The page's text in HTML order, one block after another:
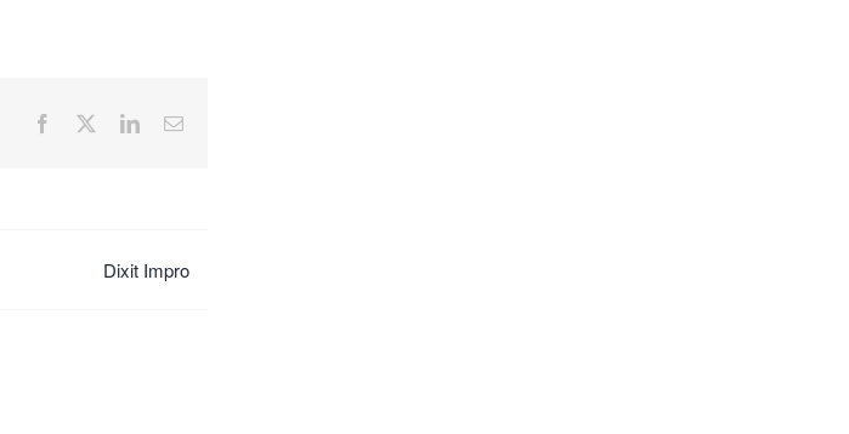
Facebook LinkedInEmail
Dixit Impro